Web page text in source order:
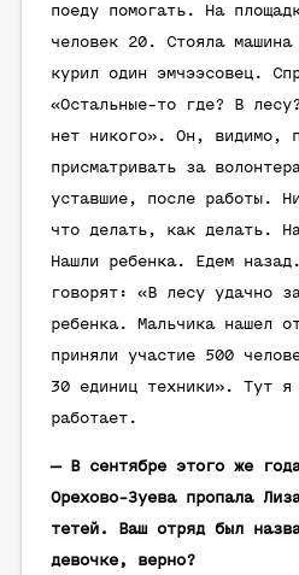
поеду помогать. На
человек 20. Стояла
курил один эмчээсовец.
«Остальные-то где? В
нет никого». Он, видимо,
присматривать за
уставшие, после работы.
что делать, как делать.
Нашли ребенка. Едем
говорят: «В лесу удачно
ребенка. Мальчика нашел
приняли участие 500
30 единиц техники». Тут
работает.
— В сентябре этого же
Орехово-Зуева пропала
тетей. Ваш отряд был
девочке, верно?